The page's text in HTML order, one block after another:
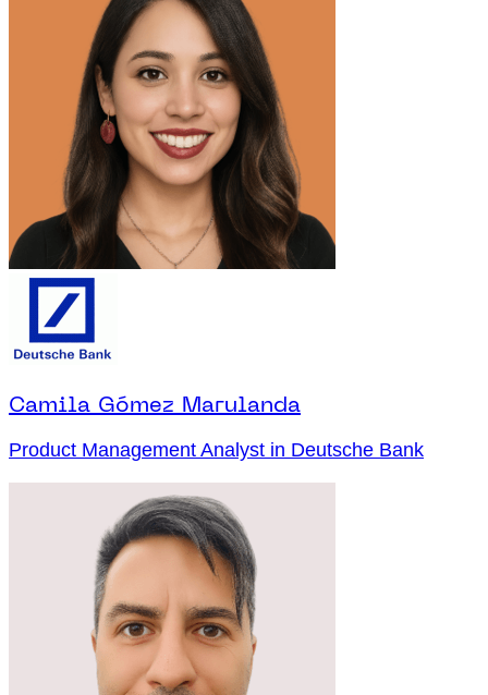
Camila Gómez Marulanda
Product Management Analyst in Deutsche Bank